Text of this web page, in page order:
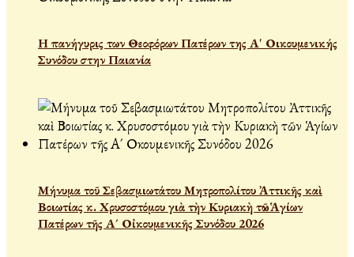
Η πανήγυρις των Θεοφόρων Πατέρων της Α' Οικουμενικής
Συνόδου στην Παιανία
Μήνυμα τοῦ Σεβασμιωτάτου Μητροπολίτου Ἀττικῆς καὶ
Βοιωτίας κ. Χρυσοστόμου γιὰ τὴν Κυριακὴ τῶν Ἁγίων
Πατέρων τῆς Α´ Οἰκουμενικῆς Συνόδου 2026